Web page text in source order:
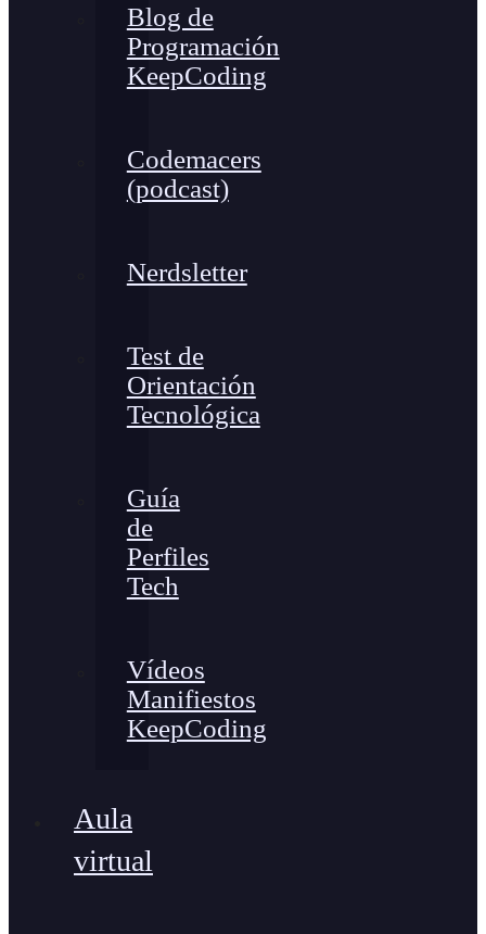
Blog de
Programación
KeepCoding
Codemacers
(podcast)
Nerdsletter
Test de
Orientación
Tecnológica
Guía
de
Perfiles
Tech
Vídeos
Manifiestos
KeepCoding
Aula
virtual